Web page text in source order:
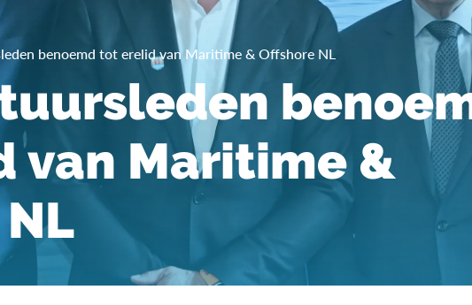
benoemd tot erelid van Maritime & Offshore NL
van Maritime &